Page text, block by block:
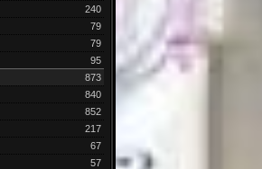
240
79
79
95
873
840
852
217
67
57